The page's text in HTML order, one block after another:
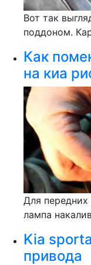
Вот так
поддоном.
Как
на киа
Для передних
лампа
Kia
привода